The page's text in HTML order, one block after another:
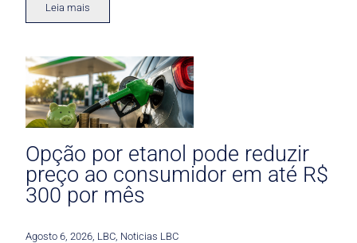
Leia mais
Opção por etanol pode reduzir
preço ao consumidor em até R$
300 por mês
Agosto 6, 2026 LBC Noticias LBC